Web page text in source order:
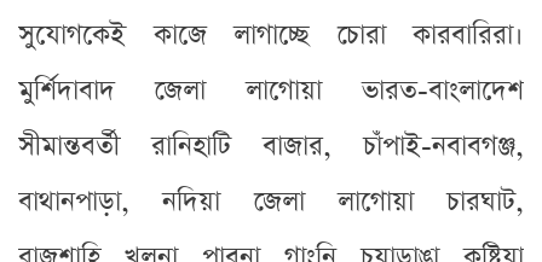
সুযোগকেই কাজে লাগাচ্ছে চোরা কারবারিরা।
মুর্শিদাবাদ জেলা লাগোয়া ভারত-বাংলাদেশ
সীমান্তবর্তী রানিহাটি বাজার, চাঁপাই-নবাবগঞ্জ,
বাথানপাড়া, নদিয়া জেলা লাগোয়া চারঘাট,